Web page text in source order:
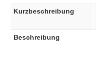
Kurzbeschreibung
Beschreibung